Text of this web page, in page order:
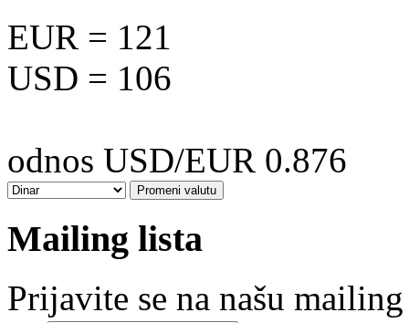
EUR = 121
USD = 106
odnos USD/EUR 0.876
Mailing lista
Prijavite se na našu